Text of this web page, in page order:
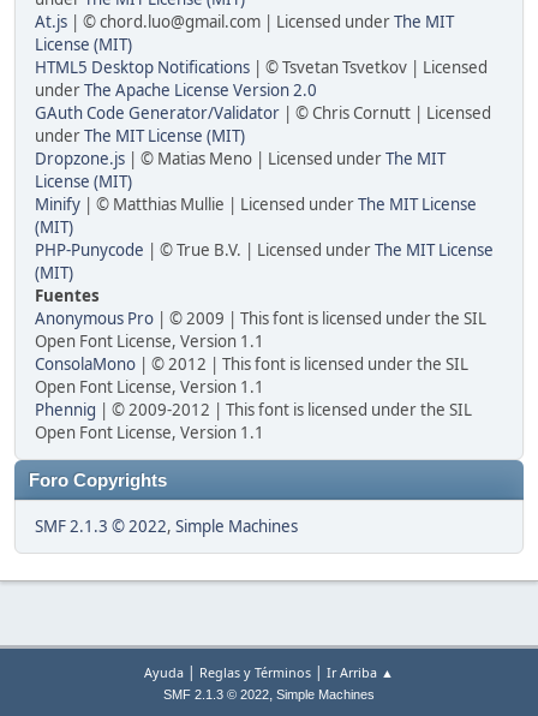
At.js | © chord.luo@gmail.com | Licensed underThe MIT
License (MIT)
HTML5 Desktop Notifications | © Tsvetan Tsvetkov | Licensed
underThe Apache License Version 2.0
GAuth Code Generator/Validator | © Chris Cornutt | Licensed
underThe MIT License (MIT)
Dropzone.js | © Matias Meno | Licensed underThe MIT
License (MIT)
Minify | © Matthias Mullie | Licensed underThe MIT License
(MIT)
PHP-Punycode | © True B.V. | Licensed underThe MIT License
(MIT)
Fuentes
Anonymous Pro | © 2009 | This font is licensed under the SIL
Open Font License, Version 1.1
ConsolaMono | © 2012 | This font is licensed under the SIL
Open Font License, Version 1.1
Phennig | © 2009-2012 | This font is licensed under the SIL
Open Font License, Version 1.1
Foro Copyrights
SMF 2.1.3 © 2022, Simple Machines
Ayuda | Reglas y Términos | Ir Arriba ▲
SMF 2.1.3 © 2022, Simple Machines